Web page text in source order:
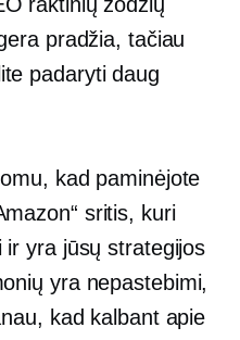
pradžia, tačiau
padaryti daug
kad paminėjote
sritis, kuri
ir yra jūsų strategijos
yra nepastebimi,
kad kalbant apie